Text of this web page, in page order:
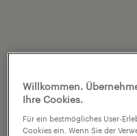
Willkommen.
Ihre Cookies.
Für ein bestmögliches User-
Cookies ein. Wenn Sie der